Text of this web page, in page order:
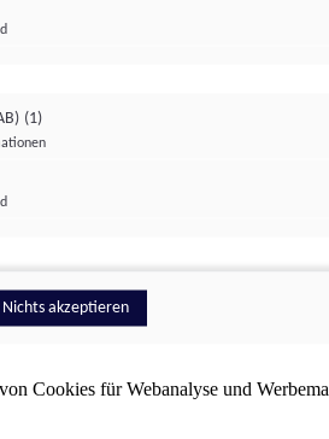
Cookies für Webanalyse und
(1)
Nichts akzeptieren